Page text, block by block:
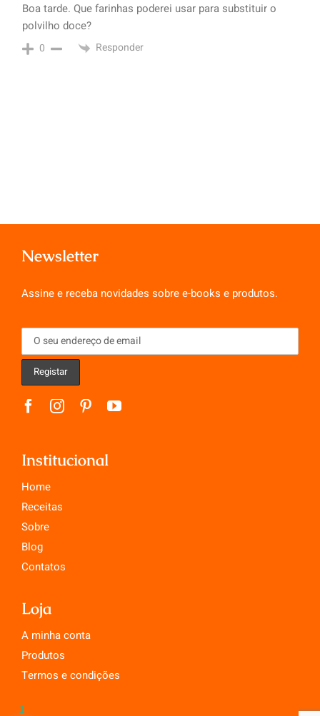
Boa tarde. Que farinhas poderei usar para substituir o
polvilho doce?
0 Responder
Newsletter
Assine e receba novidades sobre e-books e produtos.
Institucional
Home
Receitas
Sobre
Blog
Contatos
Loja
A minha conta
Produtos
Termos e condições
1